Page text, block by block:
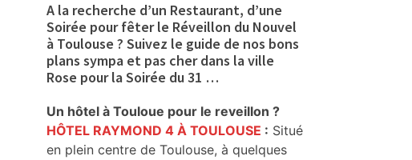
A la recherche d’un Restaurant, d’une
Soirée pour fêter le Réveillon du Nouvel
à Toulouse ? Suivez le guide de nos bons
plans sympa et pas cher dans la ville
Rose pour la Soirée du 31 …
Un hôtel à Touloue pour le reveillon ?
HÔTEL RAYMOND 4 À TOULOUSE : Situé
en plein centre de Toulouse, à quelques